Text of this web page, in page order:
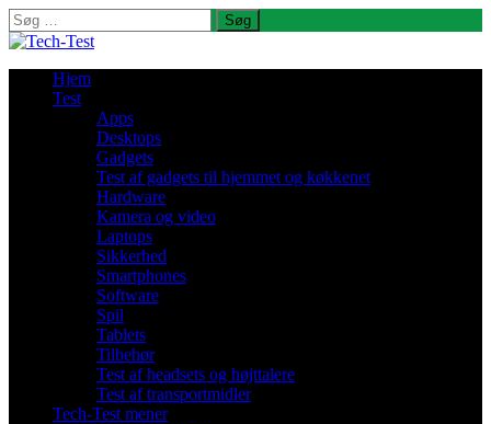
Søg
efter:
Hjem
Test
Apps
Desktops
Gadgets
Test af gadgets til hjemmet og køkkenet
Hardware
Kamera og video
Laptops
Sikkerhed
Smartphones
Software
Spil
Tablets
Tilbehør
Test af headsets og højttalere
Test af transportmidler
Tech-Test mener